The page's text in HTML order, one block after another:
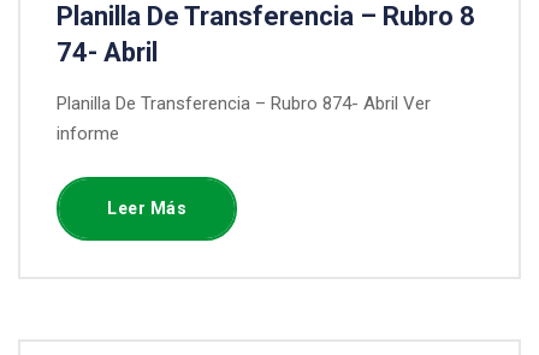
Planilla De Transferencia – Rubro 8
74- Abril
Planilla De Transferencia – Rubro 874- Abril Ver
informe
Leer Más